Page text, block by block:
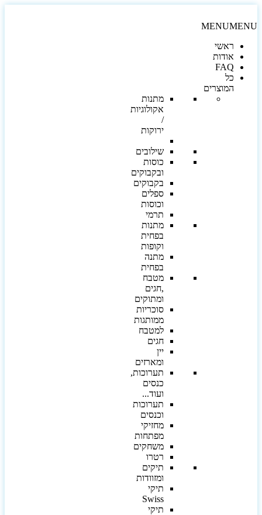
MENU
ראשי
אודות
FAQ
כל
המוצרים
מתנות
אקולוגיות
ירוקות
שילובים
כוסות
ובקבוקים
בקבוקים
ספלים
וכוסות
תרמי
מתנות
בפחית
וקופות
מתנה
בפחית
מטבח
,חגים
ומתוקים
סוכריות
ממותגות
למטבח
חגים
יין
ומארזים
תערוכות,
כנסים
ועוד...
תערוכות
וכנסים
מחזיקי
מפתחות
משחקים
רטרו
תיקים
ומזוודות
תיקי
Swiss
תיקי